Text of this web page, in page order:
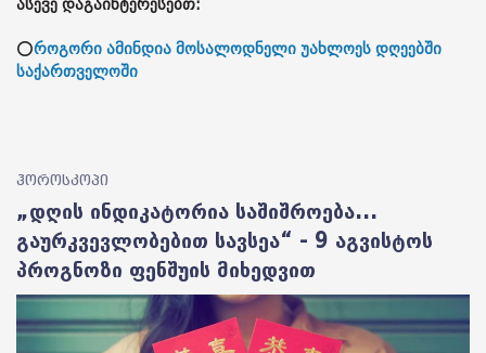
ასევე დაგაინტერესებთ:
⭕როგორი ამინდია მოსალოდნელი უახლოეს დღეებში
საქართველოში
ჰოროსკოპი
„დღის ინდიკატორია საშიშროება...
გაურკვევლობებით სავსეა“ - 9 აგვისტოს
პროგნოზი ფენშუის მიხედვით